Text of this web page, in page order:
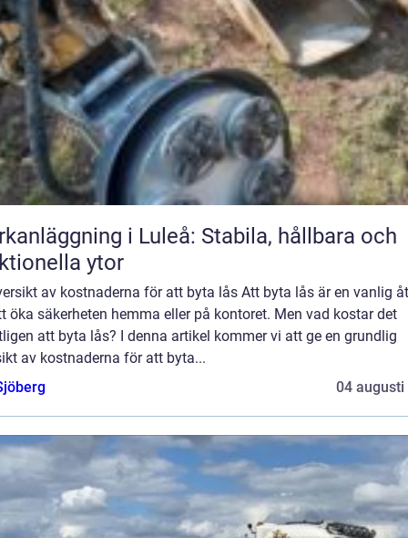
i Luleå: Stabila, hållbara och
ytor
av kostnaderna för att byta lås Att byta lås är en vanlig
öka säkerheten hemma eller på kontoret. Men vad kostar det
att byta lås? I denna artikel kommer vi att ge en grundlig
av kostnaderna för att byta...
04 augusti